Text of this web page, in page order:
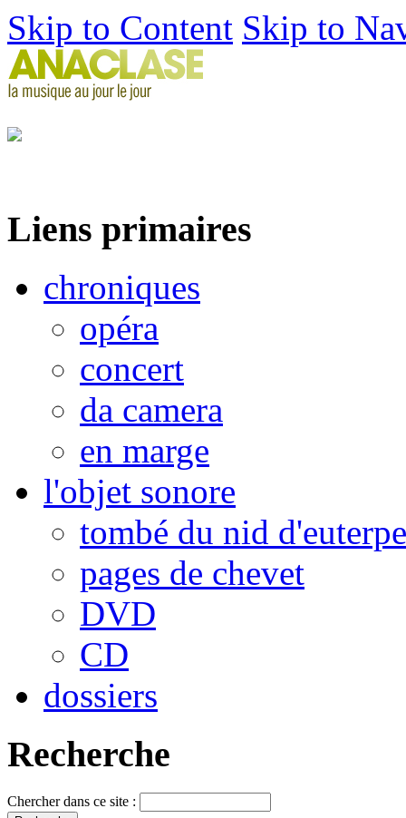
Skip to Content Skip to
Liens primaires
chroniques
opéra
concert
da camera
en marge
l'objet sonore
tombé du nid d'euterpe
pages de chevet
DVD
CD
dossiers
Recherche
Chercher dans ce site :